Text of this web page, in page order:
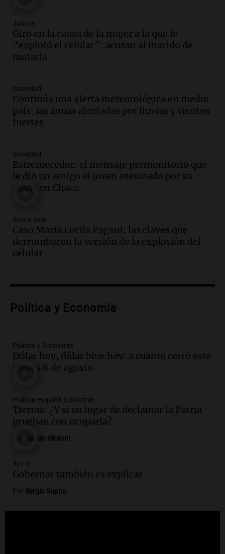
Audio.
propiedad privada genera preocupación
y críticas entre senadores
Panorama Federal
un pilar cultural y social según Antonio
Marocco
Panorama Federal
Episodios
niños a Córdoba tras disputa de
custodia en Salta
Panorama Federal
Episodios
privada: el ruido que tapa cosas
importantes
Editorial
día del niño.
Episodios
bandera de la universidad
La Argentina Posible
Episodios
una mejora económica, pero modera
sus expectativas
Ahora país
Audio.Walter Mazzanti en Cadena 3
primeros ocho"
Deportes Rosario
Episodios
Juntos
Giro en la causa de la mujer a la que le
“explotó el celular”: acusan al marido de
matarla
Sociedad
Continúa una alerta meteorológica en medio
país: las zonas afectadas por lluvias y vientos
fuertes
Sociedad
Estremecedor: el mensaje premonitorio que
le dio un amigo al joven asesinado por su
novia en Chaco
Ahora país
Caso María Lucila Pagani: las claves que
derrumbaron la versión de la explosión del
celular
Política y Economía
Política y Economía
Dólar hoy, dólar blue hoy: a cuánto cerró este
jueves 6 de agosto
Política esquina Economía
Tierras: ¿Y si en lugar de declamar la Patria
prueban con ocuparla?
Adrián Simioni
3x1:4
Gobernar también es explicar
Por Sergio Suppo